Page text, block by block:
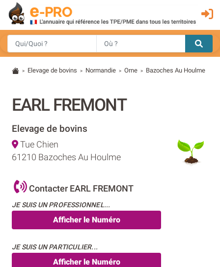
> Elevage de bovins > Normandie > Orne > Bazoches Au Houlme
EARL FREMONT
Elevage de bovins
Tue Chien
61210 Bazoches Au Houlme
Contacter EARL FREMONT
JE SUIS UN PROFESSIONNEL...
Afficher le Numéro
JE SUIS UN PARTICULIER...
Afficher le Numéro